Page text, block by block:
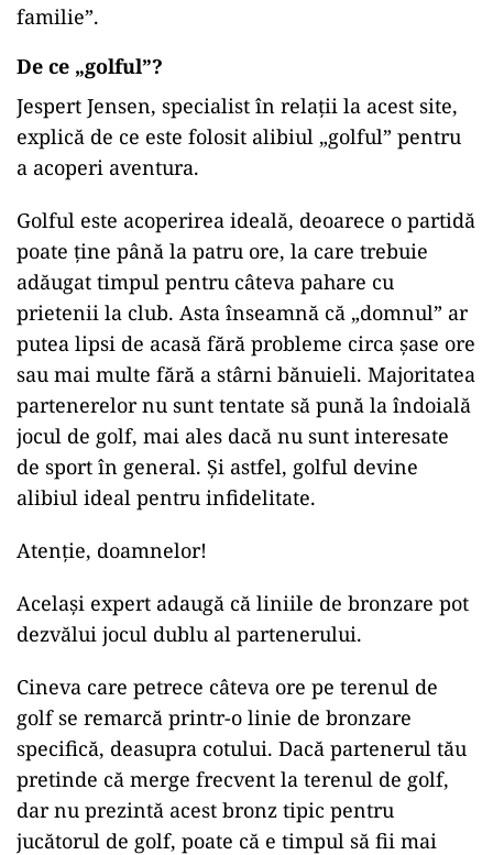
familie”.
De ce „golful”?
Jespert Jensen, specialist în relații la acest site,
explică de ce este folosit alibiul „golful” pentru
a acoperi aventura.
Golful este acoperirea ideală, deoarece o partidă
poate ține până la patru ore, la care trebuie
adăugat timpul pentru câteva pahare cu
prietenii la club. Asta înseamnă că „domnul” ar
putea lipsi de acasă fără probleme circa șase ore
sau mai multe fără a stârni bănuieli. Majoritatea
partenerelor nu sunt tentate să pună la îndoială
jocul de golf, mai ales dacă nu sunt interesate
de sport în general. Și astfel, golful devine
alibiul ideal pentru infidelitate.
Atenție, doamnelor!
Același expert adaugă că liniile de bronzare pot
dezvălui jocul dublu al partenerului.
Cineva care petrece câteva ore pe terenul de
golf se remarcă printr-o linie de bronzare
specifică, deasupra cotului. Dacă partenerul tău
pretinde că merge frecvent la terenul de golf,
dar nu prezintă acest bronz tipic pentru
jucătorul de golf, poate că e timpul să fii mai